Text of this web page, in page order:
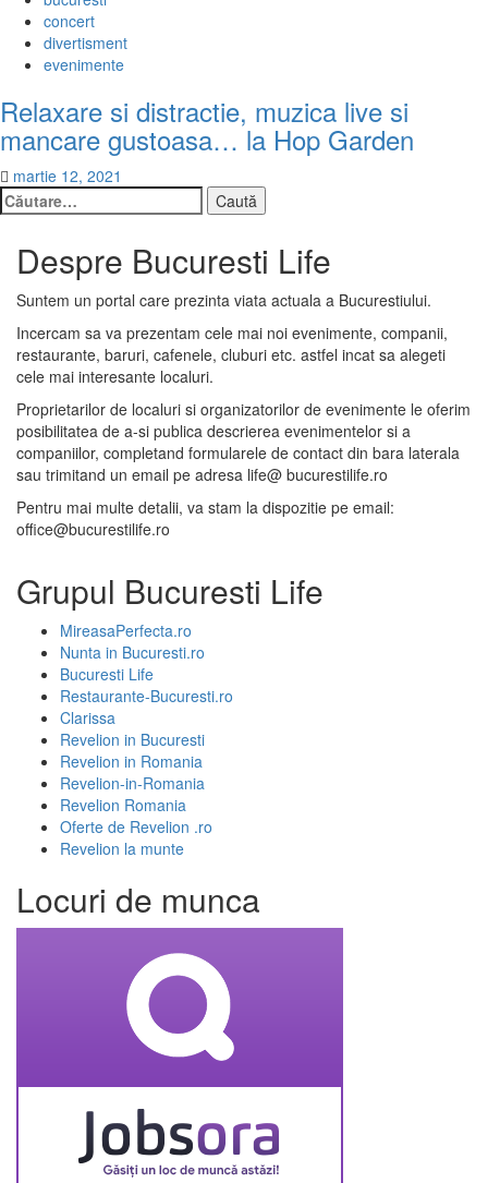
concert
divertisment
evenimente
Relaxare si distractie, muzica live si
mancare gustoasa… la Hop Garden
martie 12, 2021
Caută
după:
Despre Bucuresti Life
Suntem un portal care prezinta viata actuala a Bucurestiului.
Incercam sa va prezentam cele mai noi evenimente, companii,
restaurante, baruri, cafenele, cluburi etc. astfel incat sa alegeti
cele mai interesante localuri.
Proprietarilor de localuri si organizatorilor de evenimente le oferim
posibilitatea de a-si publica descrierea evenimentelor si a
companiilor, completand formularele de contact din bara laterala
sau trimitand un email pe adresa life@ bucurestilife.ro
Pentru mai multe detalii, va stam la dispozitie pe email:
office@bucurestilife.ro
Grupul Bucuresti Life
MireasaPerfecta.ro
Nunta in Bucuresti.ro
Bucuresti Life
Restaurante-Bucuresti.ro
Clarissa
Revelion in Bucuresti
Revelion in Romania
Revelion-in-Romania
Revelion Romania
Oferte de Revelion .ro
Revelion la munte
Locuri de munca